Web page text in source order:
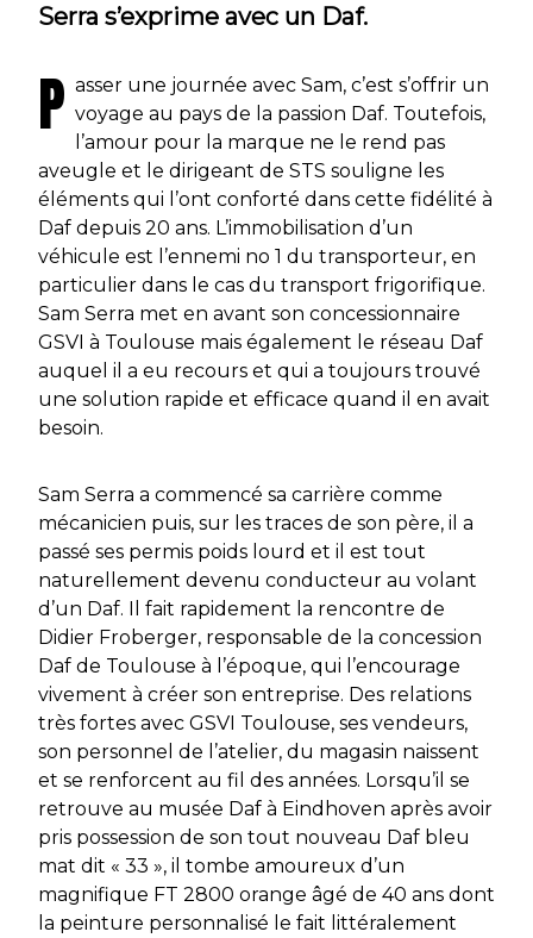
Serra s’exprime avec un Daf.
P asser une journée avec Sam, c’est s’offrir un
voyage au pays de la passion Daf. Toutefois,
l’amour pour la marque ne le rend pas
aveugle et le dirigeant de STS souligne les
éléments qui l’ont conforté dans cette fidélité à
Daf depuis 20 ans. L’immobilisation d’un
véhicule est l’ennemi no 1 du transporteur, en
particulier dans le cas du transport frigorifique.
Sam Serra met en avant son concessionnaire
GSVI à Toulouse mais également le réseau Daf
auquel il a eu recours et qui a toujours trouvé
une solution rapide et efficace quand il en avait
besoin.
Sam Serra a commencé sa carrière comme
mécanicien puis, sur les traces de son père, il a
passé ses permis poids lourd et il est tout
naturellement devenu conducteur au volant
d’un Daf. Il fait rapidement la rencontre de
Didier Froberger, responsable de la concession
Daf de Toulouse à l’époque, qui l’encourage
vivement à créer son entreprise. Des relations
très fortes avec GSVI Toulouse, ses vendeurs,
son personnel de l’atelier, du magasin naissent
et se renforcent au fil des années. Lorsqu’il se
retrouve au musée Daf à Eindhoven après avoir
pris possession de son tout nouveau Daf bleu
mat dit « 33 », il tombe amoureux d’un
magnifique FT 2800 orange âgé de 40 ans dont
la peinture personnalisé le fait littéralement